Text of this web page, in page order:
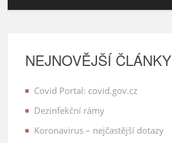
NEJNOVĚJŠÍ ČLÁNKY
Covid Portal: covid.gov.cz
Dezinfekční rámy
Koronavirus – nejčastější dotazy